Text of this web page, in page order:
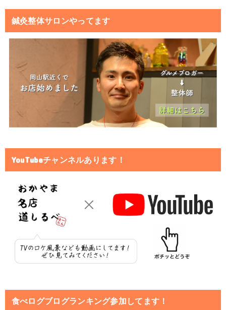
鍼灸整体サロンやってます
YouTubeチャンネルあります！
食べログブログランキング参加してます！